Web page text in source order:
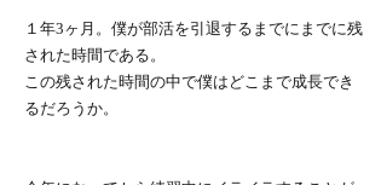
１年3ヶ月。僕が部活を引退するまでにまでに残
された時間である。
この残された時間の中で僕はどこまで成長でき
るだろうか。